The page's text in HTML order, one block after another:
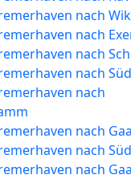
nach Wik
nach
nach
nach
nach
nach
nach
nach